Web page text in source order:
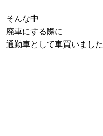
そんな中
廃車にする際に
通勤車として車買いまし